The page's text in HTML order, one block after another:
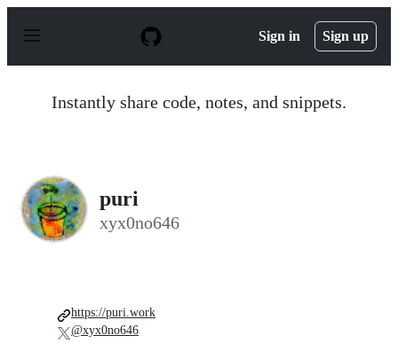
p
Sign in Sign up
Instantly share code, notes, and snippets.
puri
xyx0no646
https://puri.work
@xyx0no646